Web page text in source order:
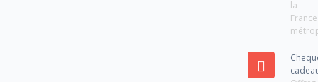
la
France